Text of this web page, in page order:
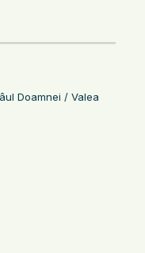
Doamnei / Valea